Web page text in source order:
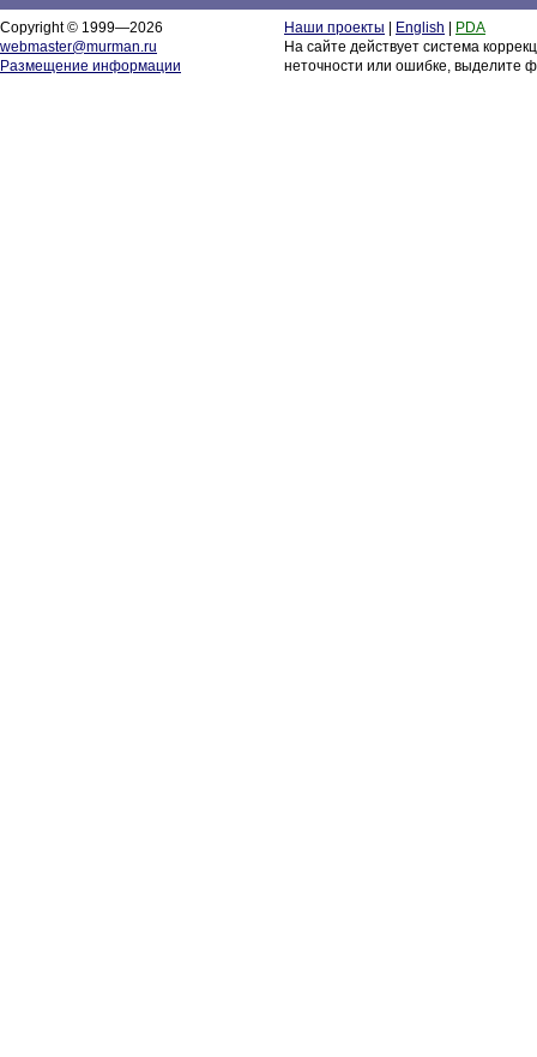
Copyright © 1999—2026
webmaster@murman.ru
Размещение информации
Наши проекты English
PDA
На сайте действует система
неточности или ошибке, выделите